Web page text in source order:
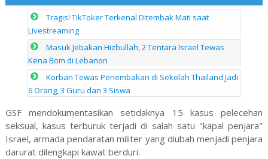
Tragis! TikToker Terkenal Ditembak Mati saat
Livestreaming
Masuk Jebakan Hizbullah, 2 Tentara Israel Tewas
Kena Bom di Lebanon
Korban Tewas Penembakan di Sekolah Thailand Jadi
6 Orang, 3 Guru dan 3 Siswa
GSF mendokumentasikan setidaknya 15 kasus pelecehan
seksual, kasus terburuk terjadi di salah satu "kapal penjara"
Israel, armada pendaratan militer yang diubah menjadi penjara
darurat dilengkapi kawat berduri.